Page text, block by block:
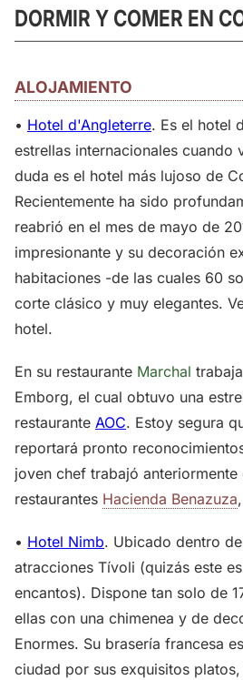
DORMIR Y COMER EN
ALOJAMIENTO
• Hotel d'Angleterre. Es el hotel
estrellas internacionales cuando
duda es el hotel más lujoso de
Recientemente ha sido
reabrió en el mes de mayo de
impresionante y su decoración
habitaciones -de las cuales 60
corte clásico y muy elegantes.
hotel.
En su restaurante Marchal
Emborg, el cual obtuvo una
restaurante AOC. Estoy segura
reportará pronto
joven chef trabajó
restaurantes Hacienda Benazuza,
• Hotel Nimb. Ubicado dentro
atracciones Tívoli (quizás este
encantos). Dispone tan solo de
ellas con una chimenea y de
Enormes. Su brasería francesa
ciudad por sus exquisitos